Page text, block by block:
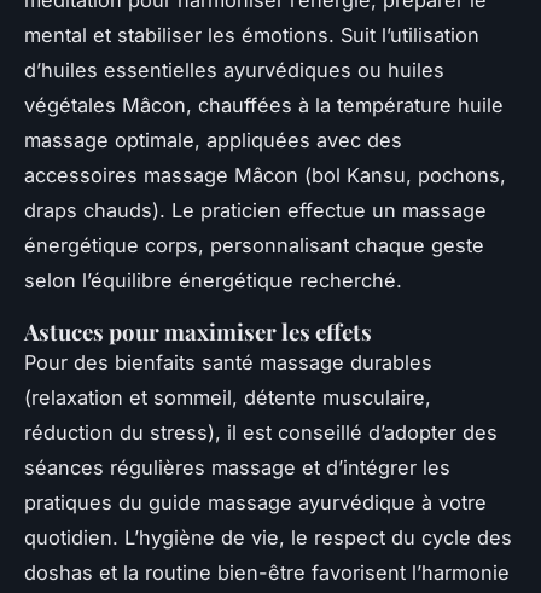
mental et stabiliser les émotions. Suit l’utilisation
d’huiles essentielles ayurvédiques ou huiles
végétales Mâcon, chauffées à la température huile
massage optimale, appliquées avec des
accessoires massage Mâcon (bol Kansu, pochons,
draps chauds). Le praticien effectue un massage
énergétique corps, personnalisant chaque geste
selon l’équilibre énergétique recherché.
Astuces pour maximiser les effets
Pour des bienfaits santé massage durables
(relaxation et sommeil, détente musculaire,
réduction du stress), il est conseillé d’adopter des
séances régulières massage et d’intégrer les
pratiques du guide massage ayurvédique à votre
quotidien. L’hygiène de vie, le respect du cycle des
doshas et la routine bien-être favorisent l’harmonie